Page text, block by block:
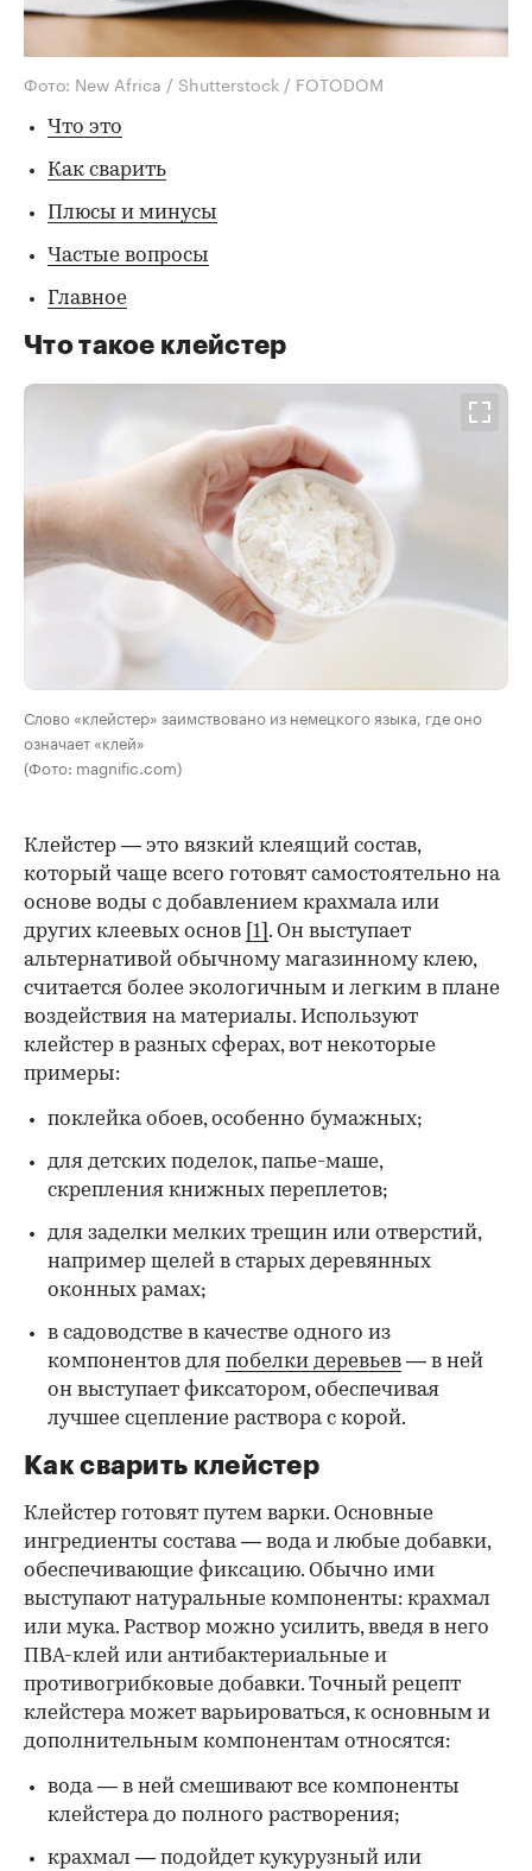
Фото: New Africa / Shutterstock / FOTODOM
Что это
Как сварить
Плюсы и минусы
Частые вопросы
Главное
Что такое клейстер
Слово «клейстер» заимствовано из немецкого языка, где оно
означает «клей»
(Фото: magnific.com)
00:00 / 00:00
Клейстер — это вязкий клеящий состав,
который чаще всего готовят самостоятельно на
основе воды с добавлением крахмала или
других клеевых основ [1] . Он выступает
альтернативой обычному магазинному клею,
считается более экологичным и легким в плане
воздействия на материалы. Используют
клейстер в разных сферах, вот некоторые
примеры:
поклейка обоев, особенно бумажных;
для детских поделок, папье-маше,
скрепления книжных переплетов;
для заделки мелких трещин или отверстий,
например щелей в старых деревянных
оконных рамах;
в садоводстве в качестве одного из
компонентов для побелки деревьев — в ней
он выступает фиксатором, обеспечивая
лучшее сцепление раствора с корой.
Как сварить клейстер
Клейстер готовят путем варки. Основные
ингредиенты состава — вода и любые добавки,
обеспечивающие фиксацию. Обычно ими
выступают натуральные компоненты: крахмал
или мука. Раствор можно усилить, введя в него
ПВА-клей или антибактериальные и
противогрибковые добавки. Точный рецепт
клейстера может варьироваться, к основным и
дополнительным компонентам относятся:
вода — в ней смешивают все компоненты
клейстера до полного растворения;
крахмал — подойдет кукурузный или